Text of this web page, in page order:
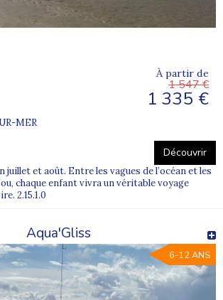
MER
À partir de
1 547 €
1 335 €
Découvrir
juillet et août. Entre les vagues de l’océan et les
chaque enfant vivra un véritable voyage
2.15.1.0
Aqua'Gliss
6-12 ANS